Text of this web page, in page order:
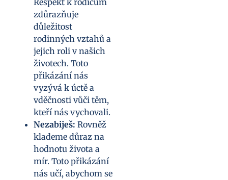
Respekt k rodičům
zdůrazňuje
důležitost
rodinných vztahů a
jejich roli v našich
životech. Toto
přikázání nás
vyzývá k úctě a
vděčnosti vůči těm,
kteří nás vychovali.
Nezabiješ: Rovněž
klademe důraz na
hodnotu života a
mír. Toto přikázání
nás učí, abychom se